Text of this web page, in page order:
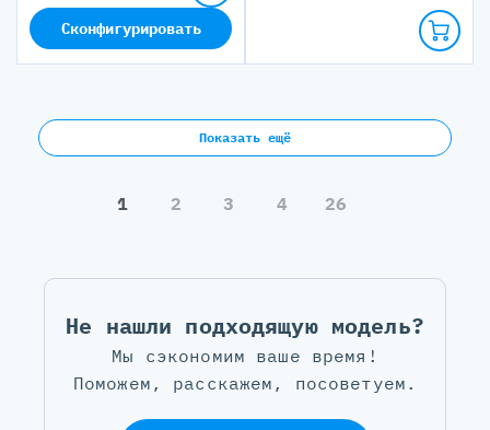
Сконфигурировать
Показать ещё
1 2 3 4 26
Не нашли подходящую модель?
Мы сэкономим ваше время!
Поможем, расскажем, посоветуем.